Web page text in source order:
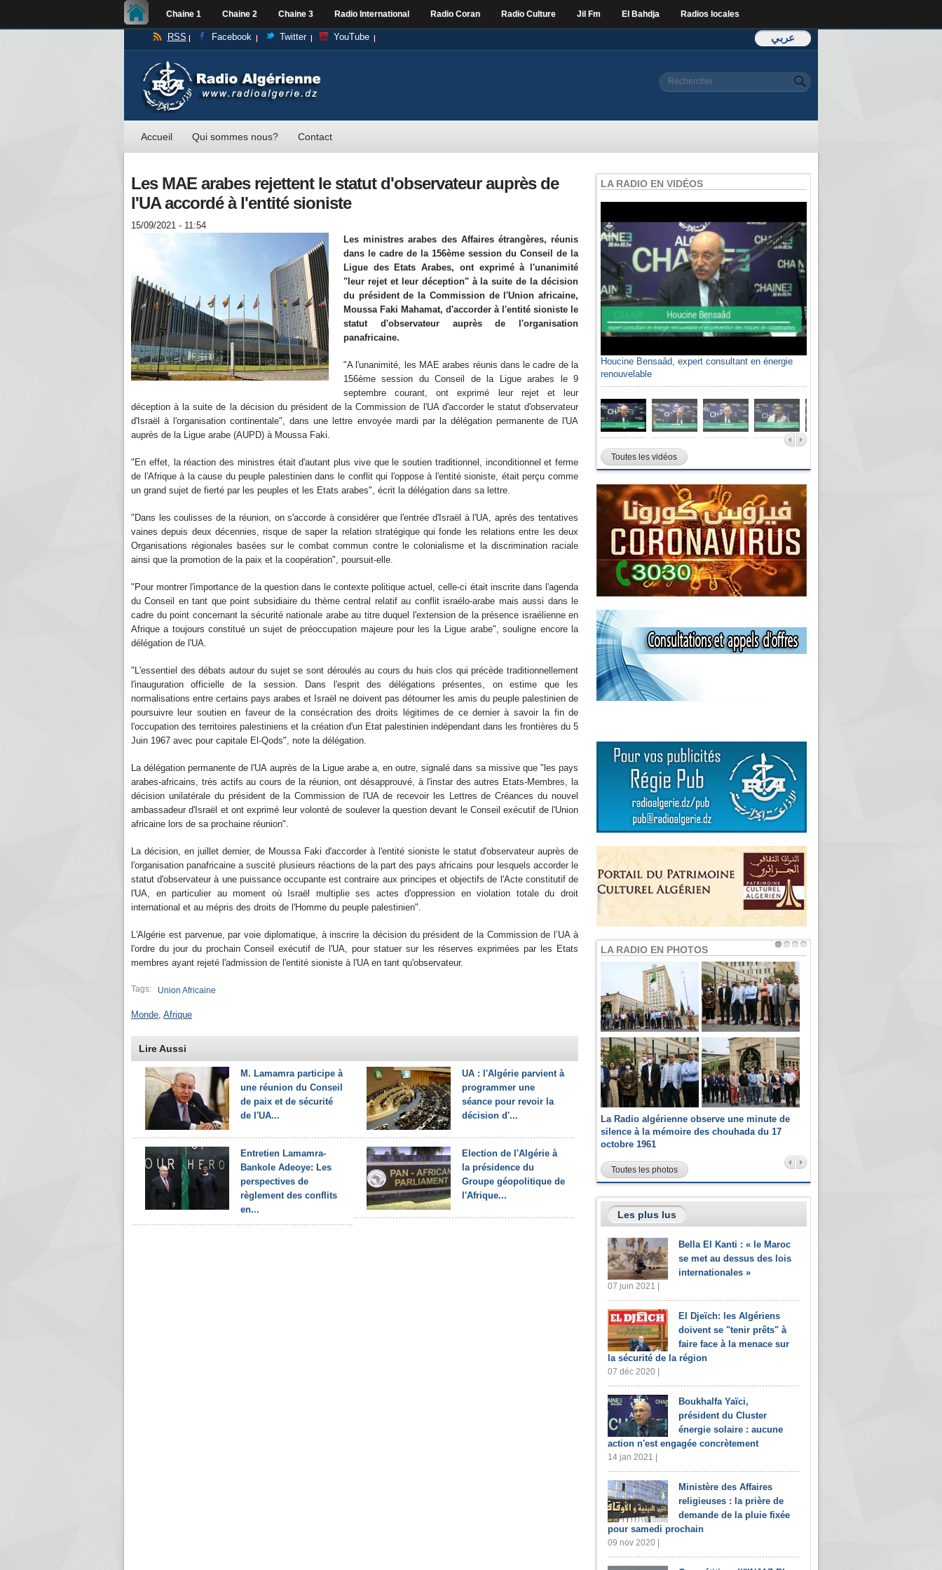
Chaine 1 Chaine 2 Chaine 3 Radio International Radio Coran Radio Culture Jil Fm El Bahdja Radios locales
عربي RSS Facebook Twitter YouTube
Formulaire de
Rechercher
Accueil Qui sommes nous? Contact
Les MAE arabes rejettent le statut d'observateur auprès de
l'UA accordé à l'entité sioniste
15/09/2021 - 11:54
Les ministres arabes des Affaires étrangères, réunis
dans le cadre de la 156ème session du Conseil de la
Ligue des Etats Arabes, ont exprimé à l'unanimité
"leur rejet et leur déception" à la suite de la décision
du président de la Commission de l'Union africaine,
Moussa Faki Mahamat, d'accorder à l'entité sioniste le
statut d'observateur auprès de l'organisation
panafricaine.
"A l'unanimité, les MAE arabes réunis dans le cadre de la
156ème session du Conseil de la Ligue arabes le 9
septembre courant, ont exprimé leur rejet et leur
déception à la suite de la décision du président de la Commission de l'UA d'accorder le statut d'observateur
d'Israël à l'organisation continentale", dans une lettre envoyée mardi par la délégation permanente de l'UA
auprès de la Ligue arabe (AUPD) à Moussa Faki.
"En effet, la réaction des ministres était d'autant plus vive que le soutien traditionnel, inconditionnel et ferme
de l'Afrique à la cause du peuple palestinien dans le conflit qui l'oppose à l'entité sioniste, était perçu comme
un grand sujet de fierté par les peuples et les Etats arabes", écrit la délégation dans sa lettre.
"Dans les coulisses de la réunion, on s'accorde à considérer que l'entrée d'Israël à l'UA, après des tentatives
vaines depuis deux décennies, risque de saper la relation stratégique qui fonde les relations entre les deux
Organisations régionales basées sur le combat commun contre le colonialisme et la discrimination raciale
ainsi que la promotion de la paix et la coopération", poursuit-elle.
"Pour montrer l'importance de la question dans le contexte politique actuel, celle-ci était inscrite dans l'agenda
du Conseil en tant que point subsidiaire du thème central relatif au conflit israélo-arabe mais aussi dans le
cadre du point concernant la sécurité nationale arabe au titre duquel l'extension de la présence israélienne en
Afrique a toujours constitué un sujet de préoccupation majeure pour les la Ligue arabe", souligne encore la
délégation de l'UA.
"L'essentiel des débats autour du sujet se sont déroulés au cours du huis clos qui précède traditionnellement
l'inauguration officielle de la session. Dans l'esprit des délégations présentes, on estime que les
normalisations entre certains pays arabes et Israël ne doivent pas détourner les amis du peuple palestinien de
poursuivre leur soutien en faveur de la consécration des droits légitimes de ce dernier à savoir la fin de
l'occupation des territoires palestiniens et la création d'un Etat palestinien indépendant dans les frontières du 5
Juin 1967 avec pour capitale El-Qods", note la délégation.
La délégation permanente de l'UA auprès de la Ligue arabe a, en outre, signalé dans sa missive que "les pays
arabes-africains, très actifs au cours de la réunion, ont désapprouvé, à l'instar des autres Etats-Membres, la
décision unilatérale du président de la Commission de l'UA de recevoir les Lettres de Créances du nouvel
ambassadeur d'Israël et ont exprimé leur volonté de soulever la question devant le Conseil exécutif de l'Union
africaine lors de sa prochaine réunion".
La décision, en juillet dernier, de Moussa Faki d'accorder à l'entité sioniste le statut d'observateur auprès de
l'organisation panafricaine a suscité plusieurs réactions de la part des pays africains pour lesquels accorder le
statut d'observateur à une puissance occupante est contraire aux principes et objectifs de l'Acte constitutif de
l'UA, en particulier au moment où Israël multiplie ses actes d'oppression en violation totale du droit
international et au mépris des droits de l'Homme du peuple palestinien".
L'Algérie est parvenue, par voie diplomatique, à inscrire la décision du président de la Commission de l’UA à
l'ordre du jour du prochain Conseil exécutif de l'UA, pour statuer sur les réserves exprimées par les Etats
membres ayant rejeté l'admission de l'entité sioniste à l'UA en tant qu'observateur.
Tags: Union Africaine
Monde, Afrique
Lire Aussi
M. Lamamra participe à
une réunion du Conseil
de paix et de sécurité
de l'UA...
UA : l'Algérie parvient à
programmer une
séance pour revoir la
décision d'...
Entretien Lamamra-
Bankole Adeoye: Les
perspectives de
règlement des conflits
en...
Election de l'Algérie à
la présidence du
Groupe géopolitique de
l'Afrique...
LA RADIO EN VIDÉOS
Houcine Bensaâd, expert consultant en énergie
renouvelable
Toutes les vidéos
LA RADIO EN PHOTOS
La Radio algérienne observe une minute de
silence à la mémoire des chouhada du 17
octobre 1961
Toutes les photos
Les plus lus
Bella El Kanti : « le Maroc
se met au dessus des lois
internationales »
07 juin 2021 |
El Djeïch: les Algériens
doivent se "tenir prêts" à
faire face à la menace sur
la sécurité de la région
07 déc 2020 |
Boukhalfa Yaïci,
président du Cluster
énergie solaire : aucune
action n'est engagée concrètement
14 jan 2021 |
Ministère des Affaires
religieuses : la prière de
demande de la pluie fixée
pour samedi prochain
09 nov 2020 |